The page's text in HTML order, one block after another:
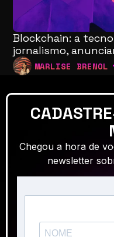
Blockchain: a
jornalismo,
MARLISE BRENOL
Chegou a hora de
newsletter